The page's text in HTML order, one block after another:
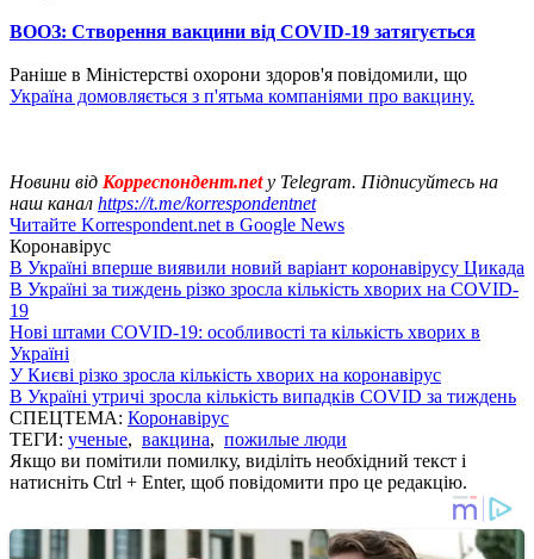
ВООЗ: Створення вакцини від СОVID-19 затягується
Раніше в Міністерстві охорони здоров'я повідомили, що
Україна домовляється з п'ятьма компаніями про вакцину.
Новини від Корреспондент.netу Telegram. Підписуйтесь на
наш канал https://t.me/korrespondentnet
Читайте Korrespondent.net в Google News
Коронавірус
В Україні вперше виявили новий варіант коронавірусу Цикада
В Україні за тиждень різко зросла кількість хворих на COVID-
19
Нові штами COVID-19: особливості та кількість хворих в
Україні
У Києві різко зросла кількість хворих на коронавірус
В Україні утричі зросла кількість випадків COVID за тиждень
СПЕЦТЕМА: Коронавірус
ТЕГИ: ученые, вакцина, пожилые люди
Якщо ви помітили помилку, виділіть необхідний текст і
натисніть Ctrl + Enter, щоб повідомити про це редакцію.